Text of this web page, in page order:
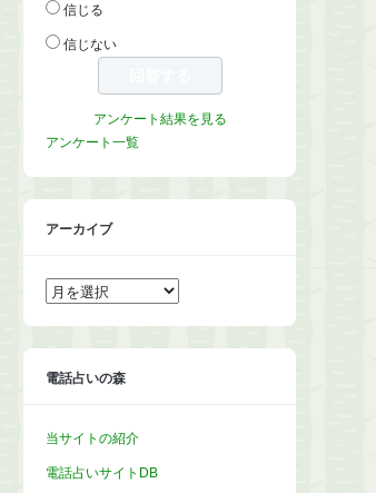
信じる
信じない
アンケート結果を見る
アンケート一覧
アーカイブ
ア
ー
イ
電話占いの森
当サイトの紹介
電話占いサイトDB